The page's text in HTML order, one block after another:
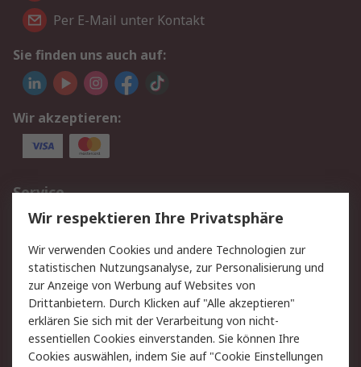
Per E-Mail unter Kontakt
Sie finden uns auch auf:
Wir akzeptieren:
Service
Value Added Services
Lieferlösungen
Rücksendungen
Kontakt
Hilfe
Rechtliches
AGB
Datenschutz
Cookie-Richtlinie
Zahlungsbedingungen
Wir respektieren Ihre Privatsphäre
Wir verwenden Cookies und andere Technologien zur
statistischen Nutzungsanalyse, zur Personalisierung und
zur Anzeige von Werbung auf Websites von
Drittanbietern. Durch Klicken auf "Alle akzeptieren"
erklären Sie sich mit der Verarbeitung von nicht-
essentiellen Cookies einverstanden. Sie können Ihre
Cookies auswählen, indem Sie auf "Cookie Einstellungen